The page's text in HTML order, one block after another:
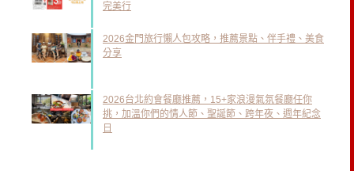
完美行
2026金門旅行懶人包攻略，推薦景點、伴手禮、美食
分享
2026台北約會餐廳推薦，15+家浪漫氣氛餐廳任你
挑，加溫你們的情人節、聖誕節、跨年夜、週年紀念
日